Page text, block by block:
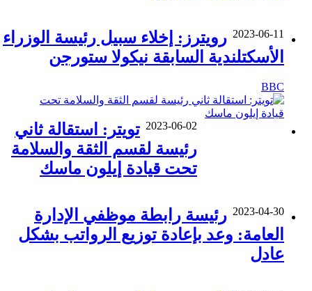
2023-06-11 رويترز: إخلاء سبيل رئيسة الوزراء
الأسكتلندية السابقة نيكولا ستورجن
BBC
2023-06-02 تويتر: استقالة ثاني
رئيسة لقسم الثقة والسلامة
تحت قيادة إيلون ماسك
2023-04-30 رئيسة رابطة موظفي الإدارة
العامة: وعد بإعادة توزيع الرواتب بشكل
عادل